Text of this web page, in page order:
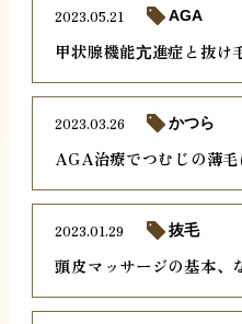
甲状腺機能亢進症と抜け
2023.05.21 AGA
AGA治療でつむじの薄毛
2023.03.26 かつら
頭皮マッサージの基本、
2023.01.29 抜毛